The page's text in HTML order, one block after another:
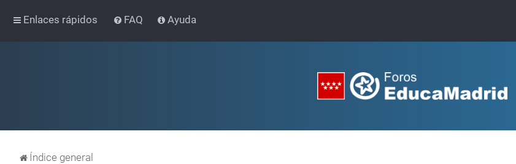
Enlaces rápidos FAQ Ayuda
Índice general